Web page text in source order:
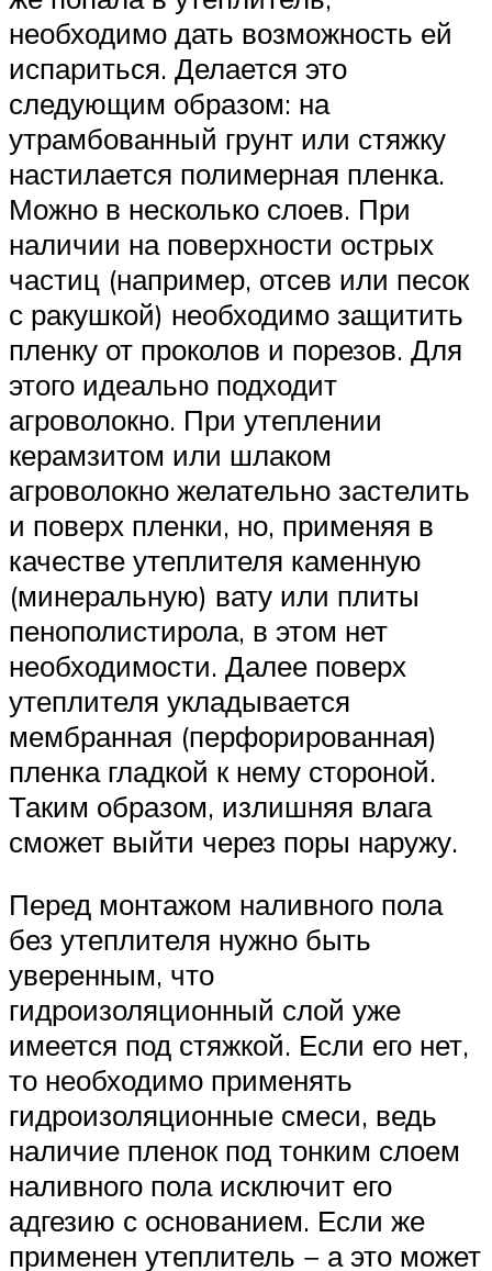
необходимо дать возможность ей
испариться. Делается это
следующим образом: на
утрамбованный грунт или стяжку
настилается полимерная пленка.
Можно в несколько слоев. При
наличии на поверхности острых
частиц (например, отсев или песок
с ракушкой) необходимо защитить
пленку от проколов и порезов. Для
этого идеально подходит
агроволокно. При утеплении
керамзитом или шлаком
агроволокно желательно застелить
и поверх пленки, но, применяя в
качестве утеплителя каменную
(минеральную) вату или плиты
пенополистирола, в этом нет
необходимости. Далее поверх
утеплителя укладывается
мембранная (перфорированная)
пленка гладкой к нему стороной.
Таким образом, излишняя влага
сможет выйти через поры наружу.
Перед монтажом наливного пола
без утеплителя нужно быть
уверенным, что
гидроизоляционный слой уже
имеется под стяжкой. Если его нет,
то необходимо применять
гидроизоляционные смеси, ведь
наличие пленок под тонким слоем
наливного пола исключит его
адгезию с основанием. Если же
применен утеплитель − а это может